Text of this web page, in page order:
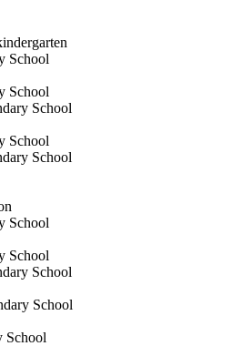
School
School
School
School
School
School
School
School
School
School